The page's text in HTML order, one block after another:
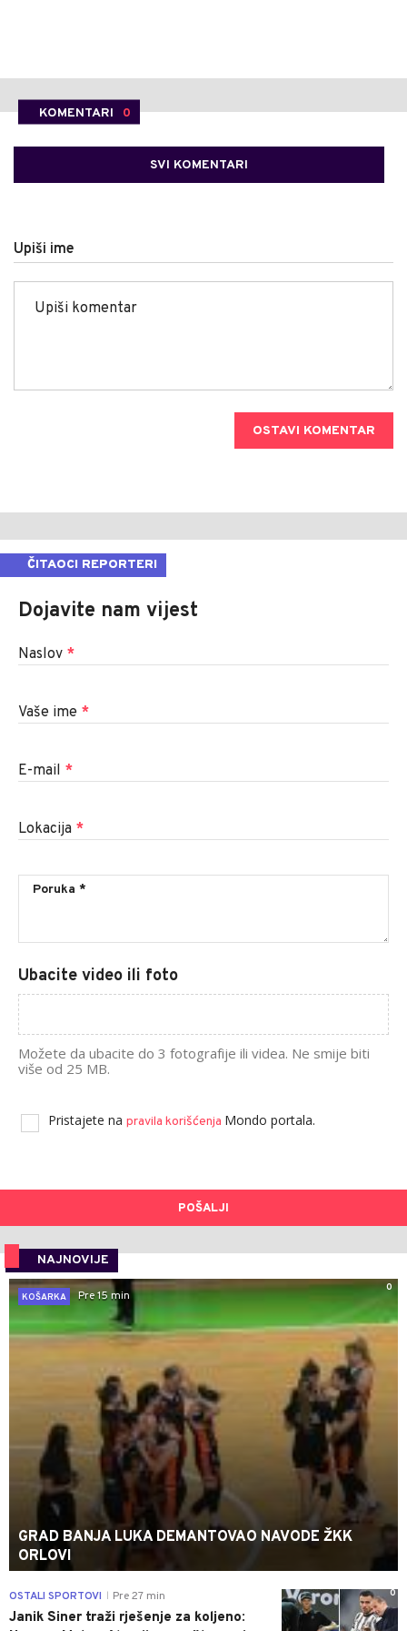
KOMENTARI 0
SVI KOMENTARI
Upiši ime
OSTAVI KOMENTAR
ČITAOCI REPORTERI
Dojavite nam vijest
Naslov *
Vaše ime *
E-mail *
Lokacija *
Ubacite video ili foto
Možete da ubacite do 3 fotografije ili videa. Ne smije biti
više od 25 MB.
Pristajete na pravila korišćenja Mondo portala.
POŠALJI
NAJNOVIJE
0
KOŠARKA
Pre 15 min
GRAD BANJA LUKA DEMANTOVAO NAVODE ŽKK
ORLOVI
0
OSTALI SPORTOVI Pre 27 min
Janik Siner traži rješenje za koljeno: